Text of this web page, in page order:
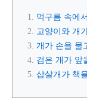
먹구름 속에
고양이와 개
개가 손을 물
검은 개가 앞
삽살개가 책